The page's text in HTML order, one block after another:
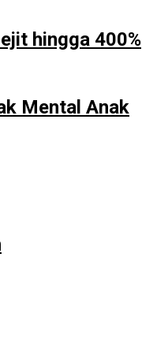
hingga 400%
Mental Anak